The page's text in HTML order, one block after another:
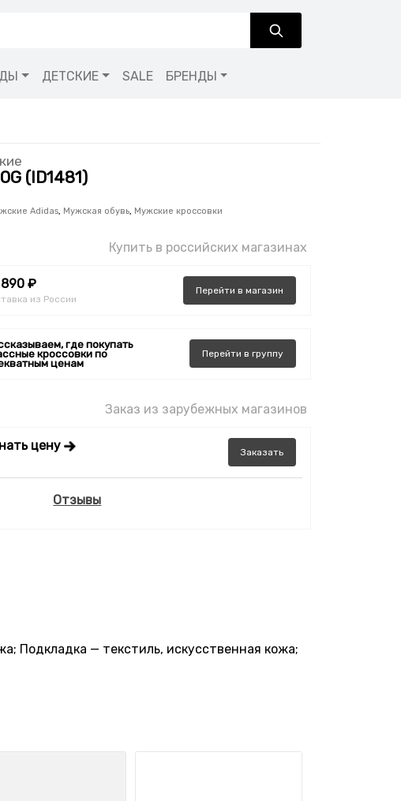
ДЕТСКИЕ SALE БРЕНДЫ
(ID1481)
Adidas, Мужская обувь, Мужские кроссовки
Купить в российских магазинах
890 ₽
из России
Перейти в магазин
где покупать
кроссовки по
ценам
Перейти в группу
Заказ из зарубежных магазинов
цену Заказать
Отзывы
Подкладка — текстиль, искусственная кожа;